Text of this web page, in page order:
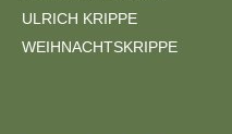
ULRICH KRIPPE
WEIHNACHTSKRIPPE